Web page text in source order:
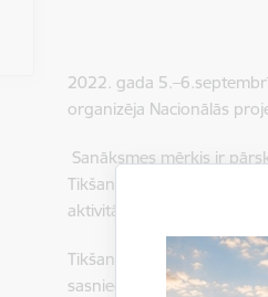
2022. gada
organizēja Nacionālās
Sanāksmes mērķis ir
Tikšanās piedalījās
aktivitāšu īstenošanā, kā
Tikšanās laikā dalībnieki
sasniegumus un pauda